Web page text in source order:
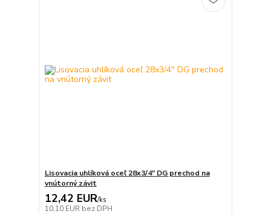
Lisovacia uhlíková oceľ 28x3/4" DG prechod na
vnútorný závit
12,42 EUR/ks
10,10 EUR bez DPH